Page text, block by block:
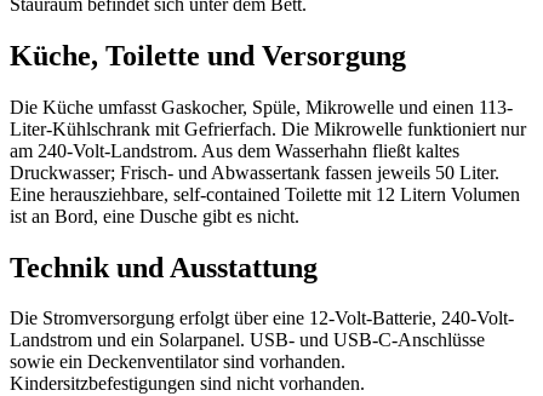
Küche, Toilette und Versorgung
Die Küche umfasst Gaskocher, Spüle, Mikrowelle und einen 113-
Liter-Kühlschrank mit Gefrierfach. Die Mikrowelle funktioniert nur
am 240-Volt-Landstrom. Aus dem Wasserhahn fließt kaltes
Druckwasser; Frisch- und Abwassertank fassen jeweils 50 Liter.
Eine herausziehbare, self-contained Toilette mit 12 Litern Volumen
ist an Bord, eine Dusche gibt es nicht.
Technik und Ausstattung
Die Stromversorgung erfolgt über eine 12-Volt-Batterie, 240-Volt-
Landstrom und ein Solarpanel. USB- und USB-C-Anschlüsse
sowie ein Deckenventilator sind vorhanden.
Kindersitzbefestigungen sind nicht vorhanden.